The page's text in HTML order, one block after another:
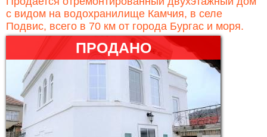
с видом на водохранилище Камчия, в селе
Подвис, всего в 70 км от города Бургас и моря.
ПРОДАНО